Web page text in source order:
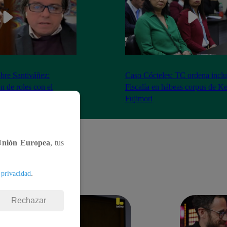
Santiváñez:
de roles con el
Caso Cócteles: TC ordena
Fiscalía en hábeas corpus de
Fujimori
Europea, tus
.
Rechazar